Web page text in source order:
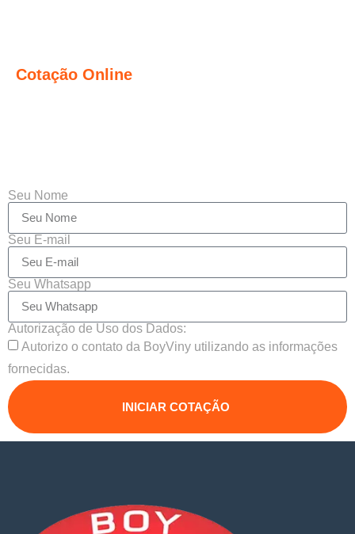
Cotação Online
Seu Nome
Seu E-mail
Seu Whatsapp
Autorização de Uso dos Dados:
Autorizo o contato da BoyViny utilizando as informações
fornecidas.
INICIAR COTAÇÃO